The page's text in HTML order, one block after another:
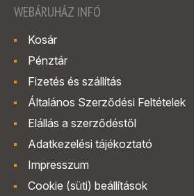
WEBÁRUHÁZ INFÓ
Kosár
Pénztár
Fizetés és szállítás
Általános Szerződési Feltételek
Elállás a szerződéstől
Adatkezelési tájékoztató
Impresszum
Cookie (süti) beállítások